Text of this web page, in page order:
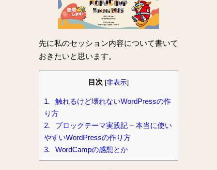
先に私のセッション内容について書いて
おきたいと思います。
目次 [非表示]
1.
触れるけど壊れないWordPressの作
り方
2.
ブロックテーマ実践記 – 本当に使い
やすいWordPressの作り方
3.
WordCampの感想とか